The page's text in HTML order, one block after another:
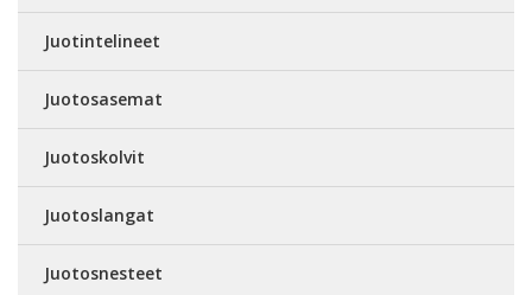
Juotintelineet
Juotosasemat
Juotoskolvit
Juotoslangat
Juotosnesteet